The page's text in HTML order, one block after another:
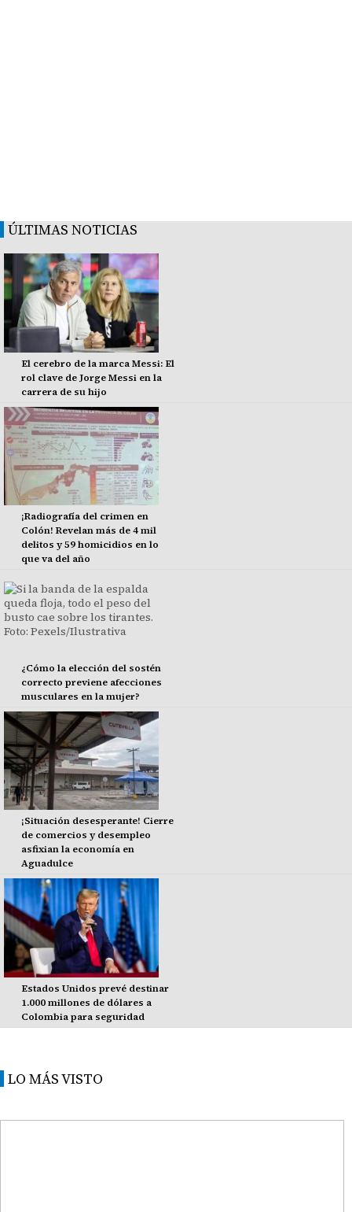
ÚLTIMAS NOTICIAS
El cerebro de la marca Messi: El
rol clave de Jorge Messi en la
carrera de su hijo
¡Radiografía del crimen en
Colón! Revelan más de 4 mil
delitos y 59 homicidios en lo
que va del año
¿Cómo la elección del sostén
correcto previene afecciones
musculares en la mujer?
¡Situación desesperante! Cierre
de comercios y desempleo
asfixian la economía en
Aguadulce
Estados Unidos prevé destinar
1.000 millones de dólares a
Colombia para seguridad
LO MÁS VISTO